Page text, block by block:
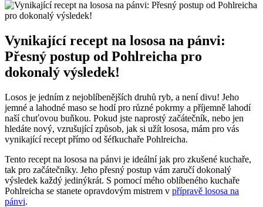
Vynikající recept na lososa na pánvi:
Přesný postup od Pohlreicha pro
dokonalý výsledek!
Losos je jedním z nejoblíbenějších druhů ryb, a není divu! Jeho
jemné a lahodné maso se hodí pro různé pokrmy a příjemně lahodí
naší chuťovou buňkou. Pokud jste naprostý začátečník, nebo jen
hledáte nový, vzrušující způsob, jak si užít lososa, mám pro vás
vynikající recept přímo od šéfkuchaře Pohlreicha.
Tento recept na lososa na pánvi je ideální jak pro zkušené kuchaře,
tak pro začátečníky. Jeho přesný postup vám zaručí dokonalý
výsledek každý jedinýkrát. S pomocí mého oblíbeného kuchaře
Pohlreicha se stanete opravdovým mistrem v přípravě lososa na
pánvi.